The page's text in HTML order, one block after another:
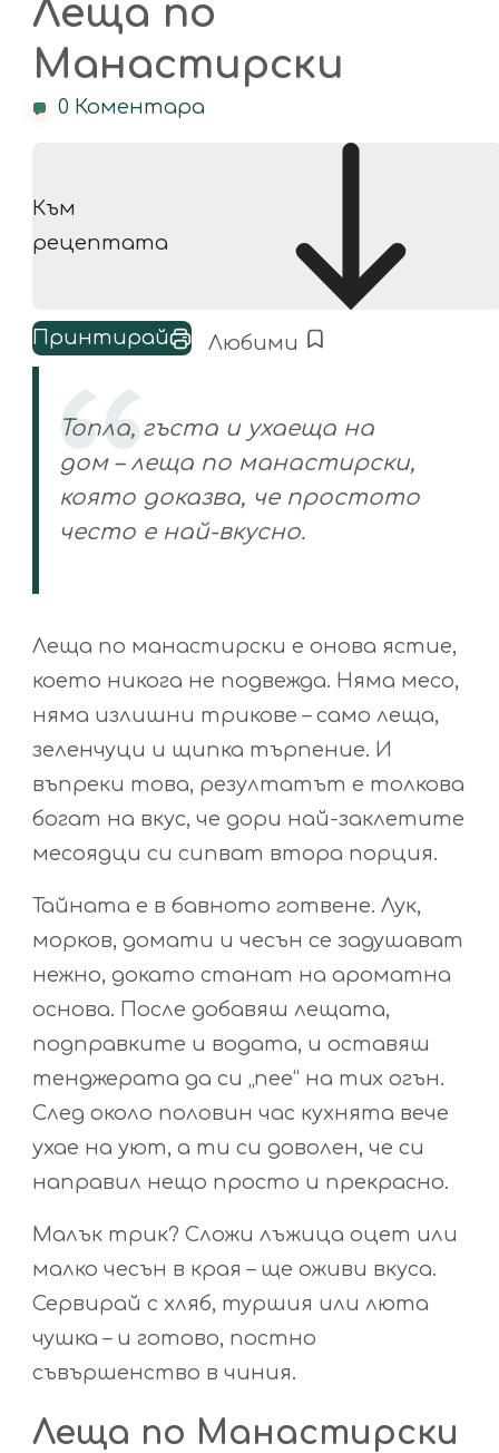
Леща по
Манастирски
0 Коментара
Към
рецептата
Принтирай Любими
Топла, гъста и ухаеща на
дом – леща по манастирски,
която доказва, че простото
често е най-вкусно.
Леща по манастирски е онова ястие,
което никога не подвежда. Няма месо,
няма излишни трикове – само леща,
зеленчуци и щипка търпение. И
въпреки това, резултатът е толкова
богат на вкус, че дори най-заклетите
месоядци си сипват втора порция.
Тайната е в бавното готвене. Лук,
морков, домати и чесън се задушават
нежно, докато станат на ароматна
основа. После добавяш лещата,
подправките и водата, и оставяш
тенджерата да си „пее“ на тих огън.
След около половин час кухнята вече
ухае на уют, а ти си доволен, че си
направил нещо просто и прекрасно.
Малък трик? Сложи лъжица оцет или
малко чесън в края – ще оживи вкуса.
Сервирай с хляб, туршия или люта
чушка – и готово, постно
съвършенство в чиния.
Леща по Манастирски